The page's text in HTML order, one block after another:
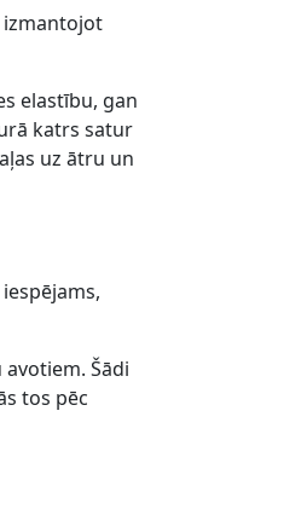
izmantojot
elastību, gan
katrs satur
uz ātru un
Šādi
tos pēc